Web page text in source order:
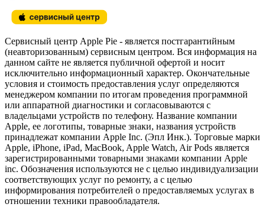
Сервисный центр Apple Pie - является постгарантийным
(неавторизованным) сервисным центром. Вся информация на
данном сайте не является публичной офертой и носит
исключительно информационный характер. Окончательные
условия и стоимость предоставления услуг определяются
менеджером компании по итогам проведения программной
или аппаратной диагностики и согласовываются с
владельцами устройств по телефону. Название компании
Apple, ее логотипы, товарные знаки, названия устройств
принадлежат компании Apple Inc. (Эпл Инк.). Торговые марки
Apple, iPhone, iPad, MacBook, Apple Watch, Air Pods является
зарегистрированными товарными знаками компании Apple
inc. Обозначения используются не с целью индивидуализации
соответствующих услуг по ремонту, а с целью
информирования потребителей о предоставляемых услугах в
отношении техники правообладателя.